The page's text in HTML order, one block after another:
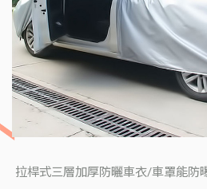
拉桿式三層加厚防曬車衣/車罩能防